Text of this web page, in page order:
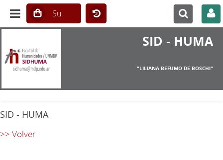
SID - HUMA
"LILIANA BEFUMO DE BOSCHI"
SID - HUMA
>> Volver